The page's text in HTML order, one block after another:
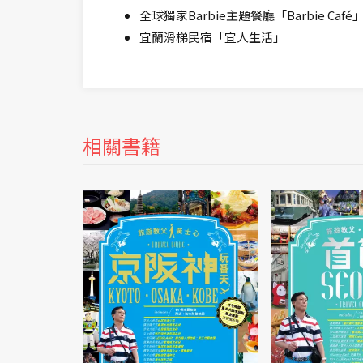
全球獨家Barbie主題餐廳「Barbie Café
宜蘭滑梯民宿「宜人生活」
相關書籍